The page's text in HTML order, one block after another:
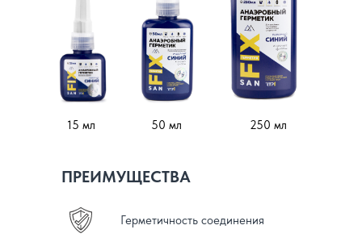
Герметичность соединения
250 мл
50 мл
15 мл
ПРЕИМУЩЕСТВА